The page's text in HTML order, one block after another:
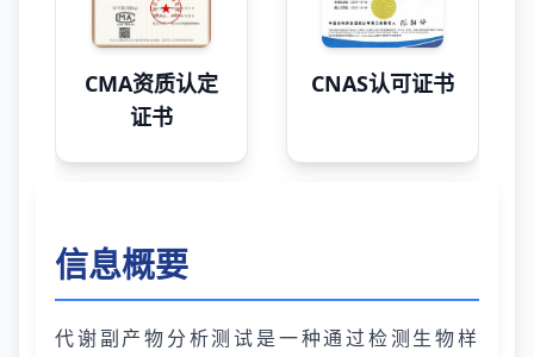
CMA资质认定
证书
CNAS认可证书
信息概要
代谢副产物分析测试是一种通过检测生物样